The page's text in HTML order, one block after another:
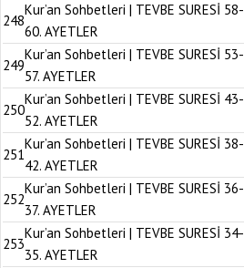
248
Kur’an Sohbetleri | TEVBE SURESİ 58-
60. AYETLER
249
Kur’an Sohbetleri | TEVBE SURESİ 53-
57. AYETLER
250
Kur’an Sohbetleri | TEVBE SURESİ 43-
52. AYETLER
251
Kur’an Sohbetleri | TEVBE SURESİ 38-
42. AYETLER
252
Kur’an Sohbetleri | TEVBE SURESİ 36-
37. AYETLER
253
Kur’an Sohbetleri | TEVBE SURESİ 34-
35. AYETLER